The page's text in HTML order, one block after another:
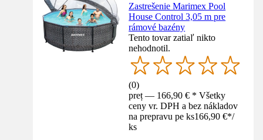
Zastrešenie Marimex Pool
House Control 3,05 m pre
rámové bazény
Tento tovar zatiaľ nikto
nehodnotil.
(0)
preț — 166,90 € * Všetky
ceny vr. DPH a bez nákladov
na prepravu pe ks166,90 €*/
ks